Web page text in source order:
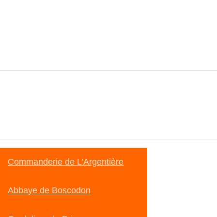
Commanderie de L'Argentière
Abbaye de Boscodon